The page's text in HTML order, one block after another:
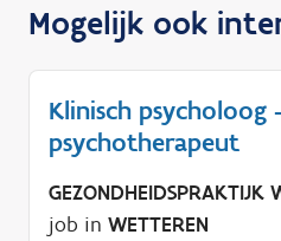
Mogelijk ook
Klinisch psycholoog
psychotherapeut
GEZONDHEIDSPRAKTIJK
job in WETTEREN